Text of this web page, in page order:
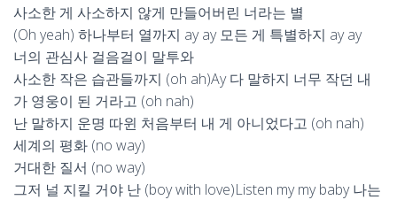
사소한 게 사소하지 않게 만들어버린 너라는 별
(Oh yeah) 하나부터 열까지 ay ay 모든 게 특별하지 ay ay
너의 관심사 걸음걸이 말투와
사소한 작은 습관들까지 (oh ah)Ay 다 말하지 너무 작던 내
가 영웅이 된 거라고 (oh nah)
난 말하지 운명 따윈 처음부터 내 게 아니었다고 (oh nah)
세계의 평화 (no way)
거대한 질서 (no way)
그저 널 지킬 거야 난 (boy with love)Listen my my baby 나는